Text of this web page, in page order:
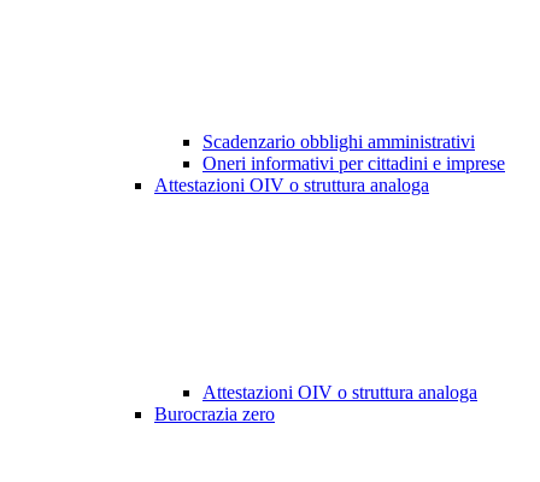
Scadenzario obblighi amministrativi
Oneri informativi per cittadini e imprese
Attestazioni OIV o struttura analoga
Attestazioni OIV o struttura analoga
Burocrazia zero